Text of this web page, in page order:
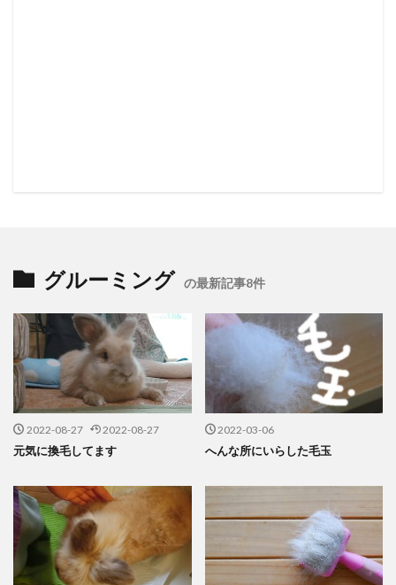
グルーミング の最新記事8件
2022-08-27 2022-08-27
元気に換毛してます
2022-03-06
へんな所にいらした毛玉